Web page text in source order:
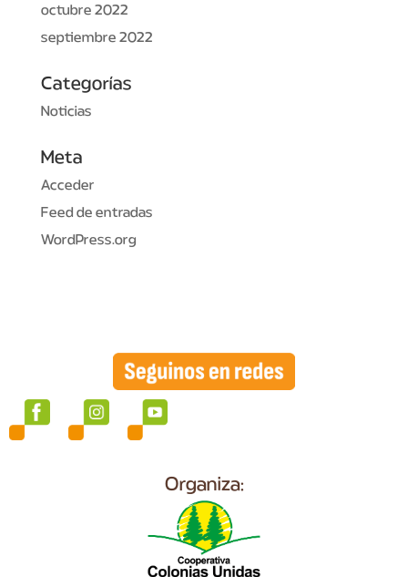
octubre 2022
septiembre 2022
Categorías
Noticias
Meta
Acceder
Feed de entradas
WordPress.org
Organiza: